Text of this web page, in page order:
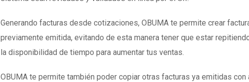
Generando facturas desde cotizaciones, OBUMA te permite crear
previamente emitida, evitando de esta manera tener que estar
la disponibilidad de tiempo para aumentar tus ventas.
OBUMA te permite también poder copiar otras facturas ya emitidas con